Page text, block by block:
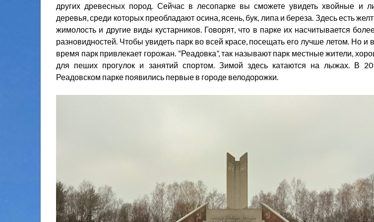
других древесных пород. Сейчас в лесопарке вы сможете увидеть хвойные и
деревья, среди которых преобладают осина, ясень, бук, липа и береза. Здесь есть
жимолость и другие виды кустарников. Говорят, что в парке их насчитывается
разновидностей. Чтобы увидеть парк во всей красе, посещать его лучше летом. Но и
время парк привлекает горожан. “Реадовка”, так называют парк местные жители,
для пеших прогулок и занятий спортом. Зимой здесь катаются на лыжах. В
Реадовском парке появились первые в городе велодорожки.